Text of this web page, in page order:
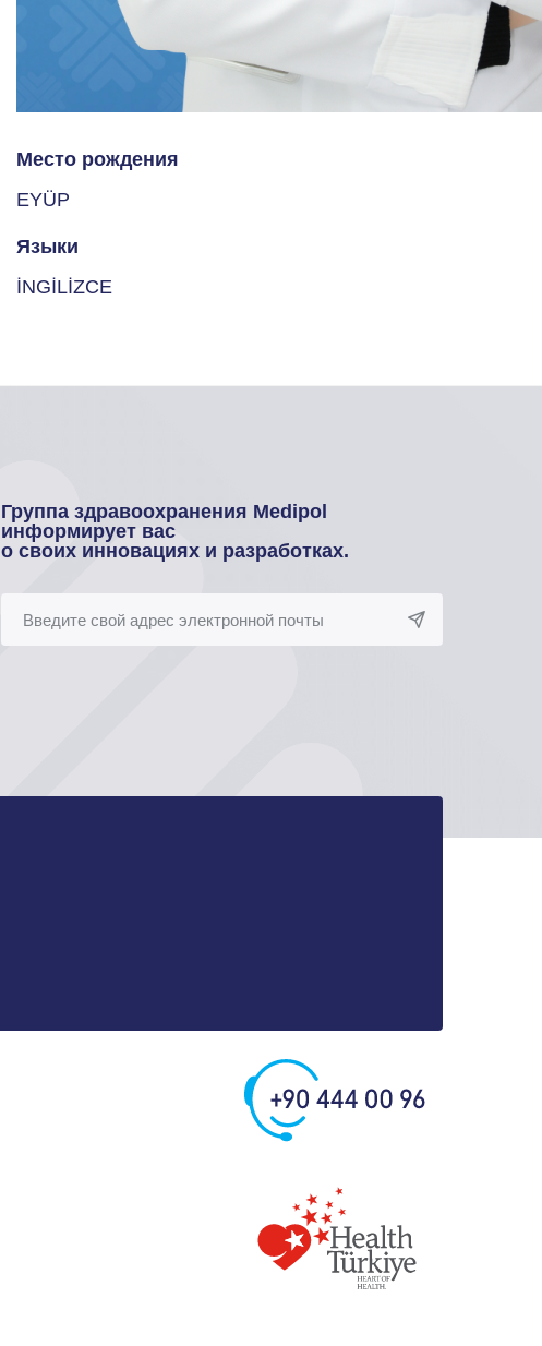
Место рождения
EYÜP
Языки
İNGİLİZCE
Группа здравоохранения Medipol
информирует вас
о своих инновациях и разработках.